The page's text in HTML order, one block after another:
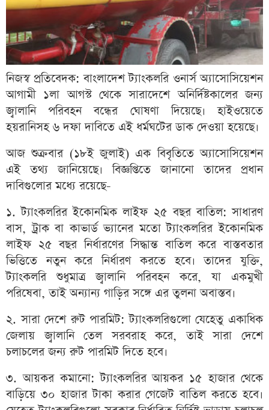
নিজস্ব প্রতিবেদক: বাংলাদেশ ট্যাংকলরি ওনার্স অ্যাসোসিয়েশন
আগামী ১লা আগস্ট থেকে সারাদেশে অনির্দিষ্টকালের জন্য
জ্বালানি পরিবহন বন্ধের ঘোষণা দিয়েছে। হাইওয়েতে
হয়রানিসহ ৬ দফা দাবিতে এই ধর্মঘটের ডাক দেওয়া হয়েছে।
আজ শুক্রবার (১৮ই জুলাই) এক বিবৃতিতে অ্যাসোসিয়েশন
এই তথ্য জানিয়েছে। বিজ্ঞপ্তিতে জানানো তাদের প্রধান
দাবিগুলোর মধ্যে রয়েছে-
১. ট্যাংকলরির ইকোনমিক লাইফ ২৫ বছর বাতিল: সাধারণ
বাস, ট্রাক বা কাভার্ড ভ্যানের মতো ট্যাংকলরির ইকোনমিক
লাইফ ২৫ বছর নির্ধারণের সিদ্ধান্ত বাতিল করে বাস্তবতার
ভিত্তিতে নতুন করে নির্ধারণ করতে হবে। তাদের যুক্তি,
ট্যাংকলরি শুধুমাত্র জ্বালানি পরিবহন করে, যা একমুখী
পরিষেবা, তাই অন্যান্য গাড়ির সঙ্গে এর তুলনা অবাস্তব।
২. সারা দেশে রুট পারমিট: ট্যাংকলরিগুলো যেহেতু একাধিক
জেলায় জ্বালানি তেল সরবরাহ করে, তাই সারা দেশে
চলাচলের জন্য রুট পারমিট দিতে হবে।
৩. আয়কর কমানো: ট্যাংকলরির আয়কর ১৫ হাজার থেকে
বাড়িয়ে ৩০ হাজার টাকা করার গেজেট বাতিল করতে হবে।